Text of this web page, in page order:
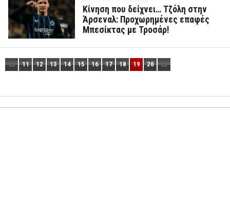
Κίνηση που δείχνει… Τζόλη στην
Άρσεναλ: Προχωρημένες επαφές
Μπεσίκτας με Τροσάρ!
... 11 12 13 14 15 16 17 18 19 20 ...